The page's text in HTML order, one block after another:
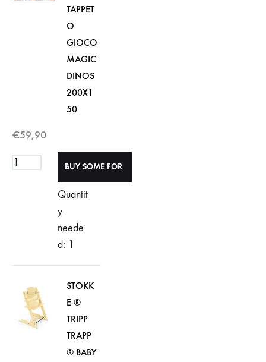
TAPPET
O
GIOCO
MAGIC
DINOS
200X1
50
€59,90
Quantit
y
neede
d: 1
STOKK
E ®
TRIPP
TRAPP
® BABY